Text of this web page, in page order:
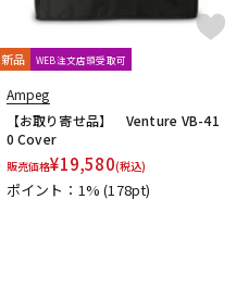
新品 WEB注文店頭受取可
Ampeg
【お取り寄せ品】 Venture VB-41
0 Cover
販売価格¥19,580(税込)
ポイント：1%(178pt)